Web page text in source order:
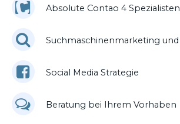
Absolute Contao 4 Spezialisten
Suchmaschinenmarketing und
Social Media Strategie
Beratung bei Ihrem Vorhaben